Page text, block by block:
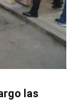
las